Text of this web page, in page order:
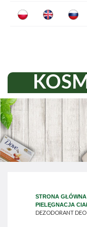
STRONA GŁÓWNA
PIELĘGNACJA
DEZODORANT